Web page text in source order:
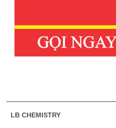
LB CHEMISTRY